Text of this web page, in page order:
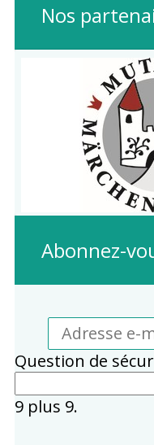
Nos
Abonnez-
Adresse
e-
Champ
Question de
9 plus 9.